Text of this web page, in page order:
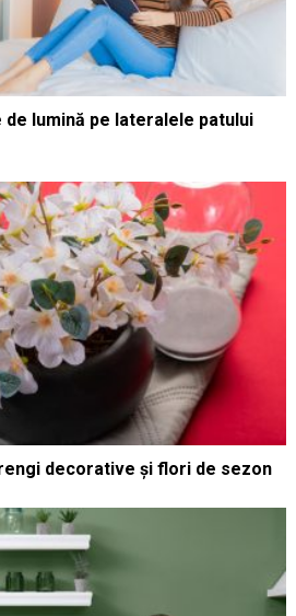
lumină pe lateralele patului
decorative și flori de sezon